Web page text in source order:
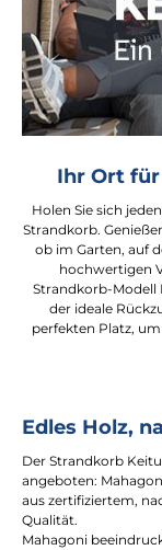
Ihr Ort
Holen Sie sich
Strandkorb.
ob im Garten, auf
hochwertigen
Strandkorb-Modell
der ideale
perfekten Platz,
Edles Holz,
Der Strandkorb
angeboten:
aus zertifiziertem,
Qualität.
Mahagoni